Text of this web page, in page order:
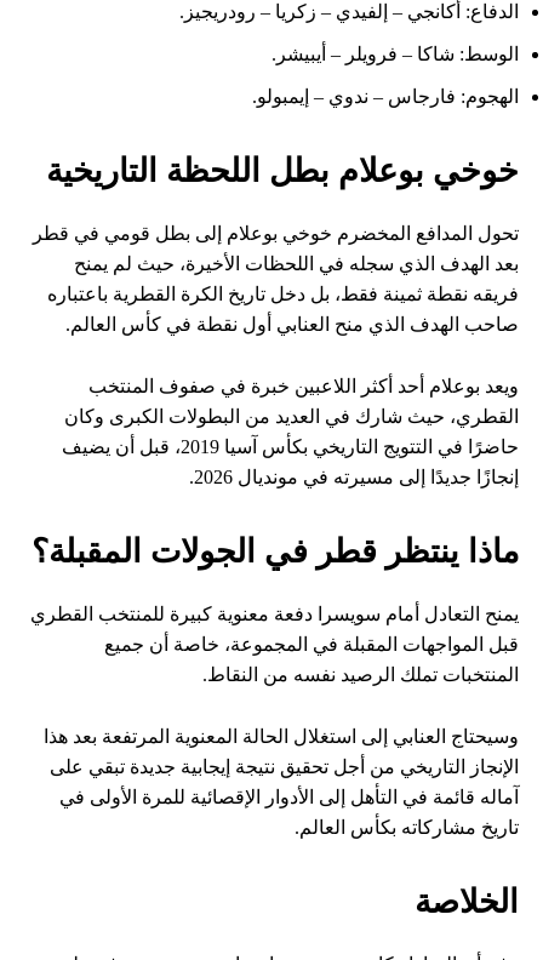
الدفاع: أكانجي – إلفيدي – زكريا – رودريجيز.
الوسط: شاكا – فرويلر – أيبيشر.
الهجوم: فارجاس – ندوي – إيمبولو.
خوخي بوعلام بطل اللحظة التاريخية
تحول المدافع المخضرم خوخي بوعلام إلى بطل قومي في قطر
بعد الهدف الذي سجله في اللحظات الأخيرة، حيث لم يمنح
فريقه نقطة ثمينة فقط، بل دخل تاريخ الكرة القطرية باعتباره
صاحب الهدف الذي منح العنابي أول نقطة في كأس العالم.
ويعد بوعلام أحد أكثر اللاعبين خبرة في صفوف المنتخب
القطري، حيث شارك في العديد من البطولات الكبرى وكان
حاضرًا في التتويج التاريخي بكأس آسيا 2019، قبل أن يضيف
إنجازًا جديدًا إلى مسيرته في مونديال 2026.
ماذا ينتظر قطر في الجولات المقبلة؟
يمنح التعادل أمام سويسرا دفعة معنوية كبيرة للمنتخب القطري
قبل المواجهات المقبلة في المجموعة، خاصة أن جميع
المنتخبات تملك الرصيد نفسه من النقاط.
وسيحتاج العنابي إلى استغلال الحالة المعنوية المرتفعة بعد هذا
الإنجاز التاريخي من أجل تحقيق نتيجة إيجابية جديدة تبقي على
آماله قائمة في التأهل إلى الأدوار الإقصائية للمرة الأولى في
تاريخ مشاركاته بكأس العالم.
الخلاصة